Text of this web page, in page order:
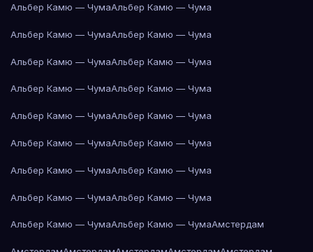
Альбер Камю — ЧумаАльбер Камю — Чума
Альбер Камю — ЧумаАльбер Камю — Чума
Альбер Камю — ЧумаАльбер Камю — Чума
Альбер Камю — ЧумаАльбер Камю — Чума
Альбер Камю — ЧумаАльбер Камю — Чума
Альбер Камю — ЧумаАльбер Камю — Чума
Альбер Камю — ЧумаАльбер Камю — Чума
Альбер Камю — ЧумаАльбер Камю — Чума
Альбер Камю — ЧумаАльбер Камю — ЧумаАмстердам